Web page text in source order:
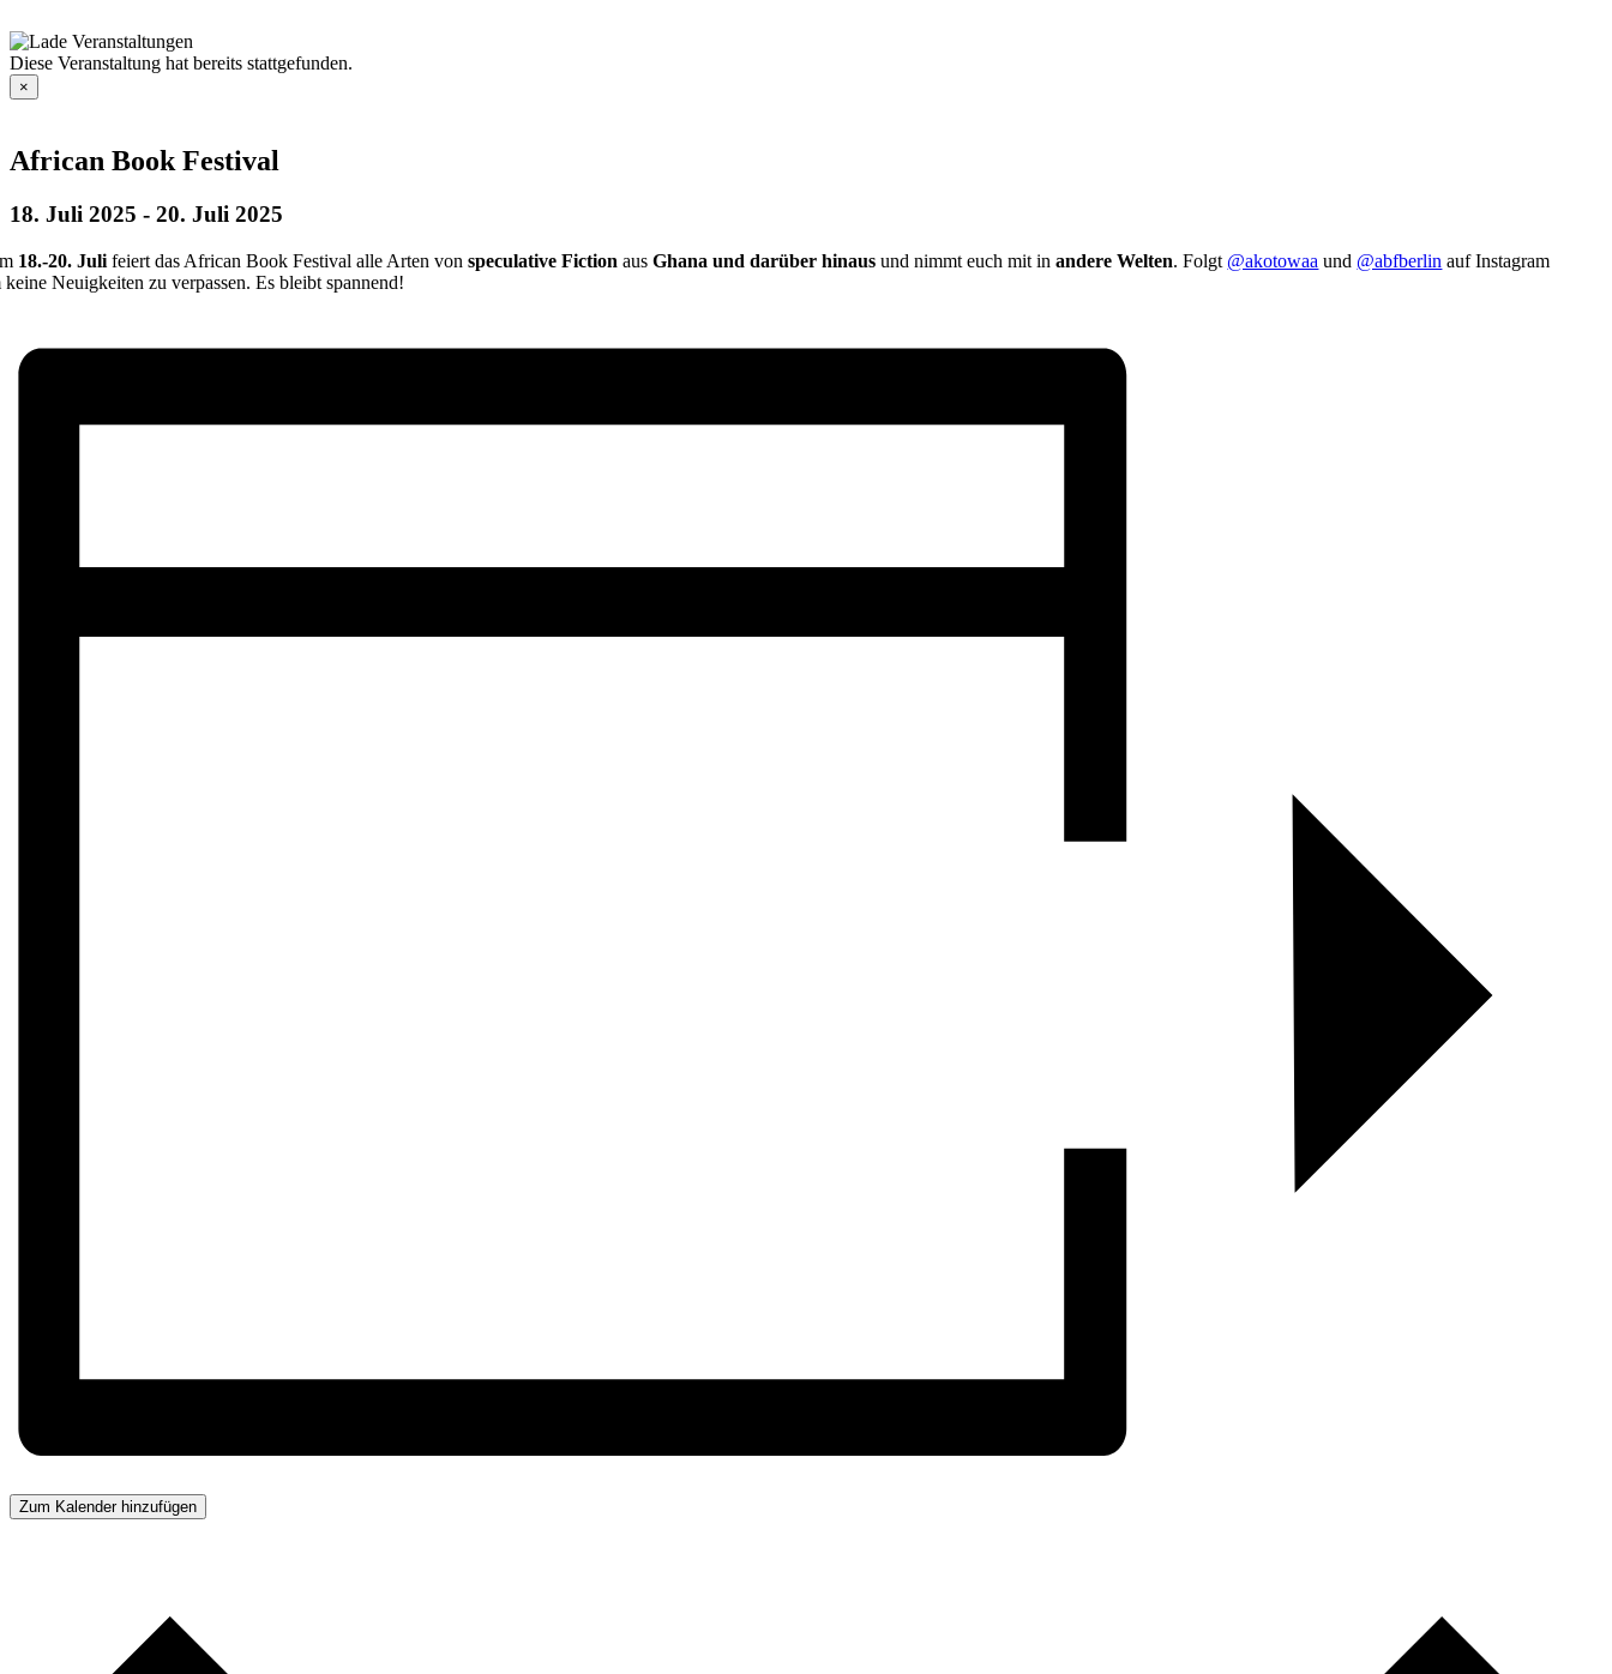
Inhalt
springen
Diese Veranstaltung hat bereits stattgefunden.
×
African Book Festival
18. Juli 2025 - 20. Juli 2025
18.-20. Juli feiert das African Book Festival alle Arten vonspeculative Fiction ausGhana und darüber hinaus und nimmt euch mit inandere Welten. Folgt @akotowaa und @abfberlin auf Instagram
keine Neuigkeiten zu verpassen. Es bleibt spannend!
Zum Kalender hinzufügen